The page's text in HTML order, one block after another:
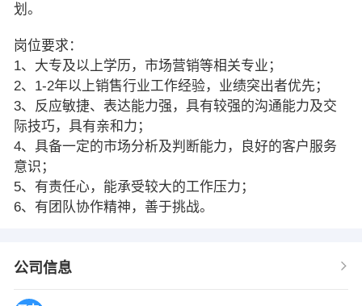
划。
岗位要求：
1、大专及以上学历，市场营销等相关专业；
2、1-2年以上销售行业工作经验，业绩突出者优先；
3、反应敏捷、表达能力强，具有较强的沟通能力及交
际技巧，具有亲和力；
4、具备一定的市场分析及判断能力，良好的客户服务
意识；
5、有责任心，能承受较大的工作压力；
6、有团队协作精神，善于挑战。
公司信息